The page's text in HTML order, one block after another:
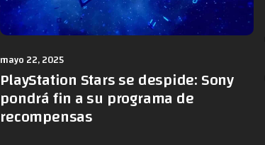
mayo 22, 2025
PlayStation Stars se despide: Sony
pondrá fin a su programa de
recompensas